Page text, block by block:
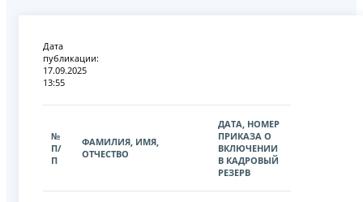
Дата
публикации:
17.09.2025
13:55
№
П/
П
ФАМИЛИЯ, ИМЯ,
ОТЧЕСТВО
ДАТА, НОМЕР
ПРИКАЗА О
ВКЛЮЧЕНИИ
В КАДРОВЫЙ
РЕЗЕРВ